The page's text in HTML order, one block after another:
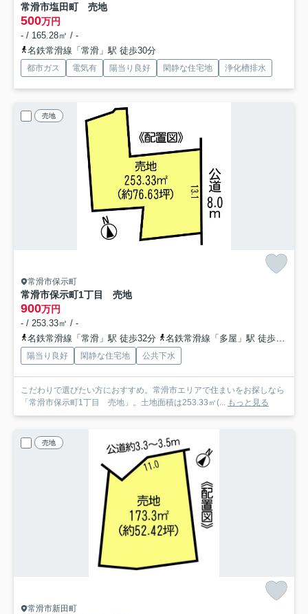
常滑市塩田町 売地
500万円
- / 165.28㎡ / -
名鉄常滑線「常滑」駅 徒歩30分
都市ガス 電気有 陽当り良好 閑静な住宅地 浄化槽排水
売地
常滑市保示町
常滑市保示町1丁目 売地
900万円
- / 253.33㎡ / -
名鉄常滑線「常滑」駅 徒歩32分
名鉄常滑線「多屋」駅 徒歩32分
陽当り良好 閑静な住宅地 公共下水
こだわりで選びたい方におすすめ。常滑市エリアで住まいをお探しなら
「常滑市保示町1丁目 売地」。土地面積は253.33㎡(... もっと見る
売地
常滑市新田町